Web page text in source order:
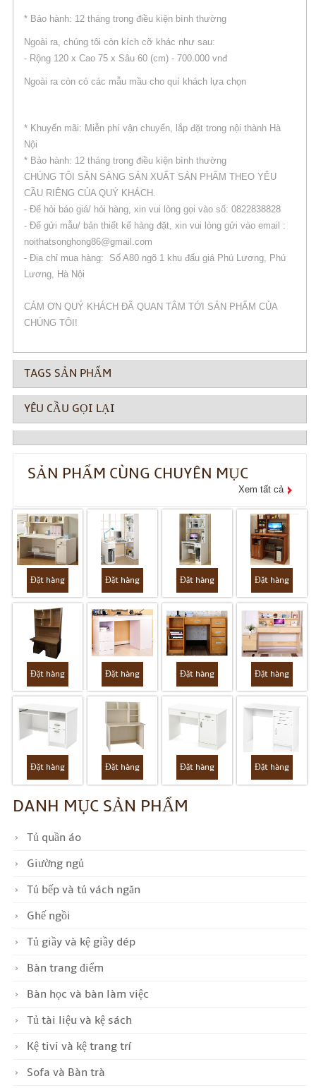
* Bảo hành: 12 tháng trong điều kiện bình thường
Ngoài ra, chúng tôi còn kích cỡ khác như sau:
- Rộng 120 x Cao 75 x Sâu 60 (cm) - 700.000 vnđ
Ngoài ra còn có các mẫu mầu cho quí khách lựa chọn
* Khuyến mãi: Miễn phí vận chuyển, lắp đặt trong nội thành Hà
Nội
* Bảo hành: 12 tháng trong điều kiện bình thường
CHÚNG TÔI SẴN SÀNG SẢN XUẤT SẢN PHẨM THEO YÊU
CẦU RIÊNG CỦA QUÝ KHÁCH.
- Để hỏi báo giá/ hỏi hàng, xin vui lòng gọi vào số: 0822838828
- Để gửi mẫu/ bản thiết kế hàng đặt, xin vui lòng gửi vào email :
noithatsonghong86@gmail.com
- Địa chỉ mua hàng: Số A80 ngõ 1 khu đấu giá Phú Lương, Phú
Lương, Hà Nội
CẢM ƠN QUÝ KHÁCH ĐÃ QUAN TÂM TỚI SẢN PHẨM CỦA
CHÚNG TÔI!
TAGS SẢN PHẨM
YÊU CẦU GỌI LẠI
SẢN PHẨM CÙNG CHUYÊN MỤC
Xem tất cả
Đặt hàng Đặt hàng Đặt hàng Đặt hàng
Đặt hàng Đặt hàng Đặt hàng Đặt hàng
Đặt hàng Đặt hàng Đặt hàng Đặt hàng
DANH MỤC SẢN PHẨM
Tủ quần áo
Giường ngủ
Tủ bếp và tủ vách ngăn
Ghế ngồi
Tủ giầy và kệ giầy dép
Bàn trang điểm
Bàn học và bàn làm việc
Tủ tài liệu và kệ sách
Kệ tivi và kệ trang trí
Sofa và Bàn trà